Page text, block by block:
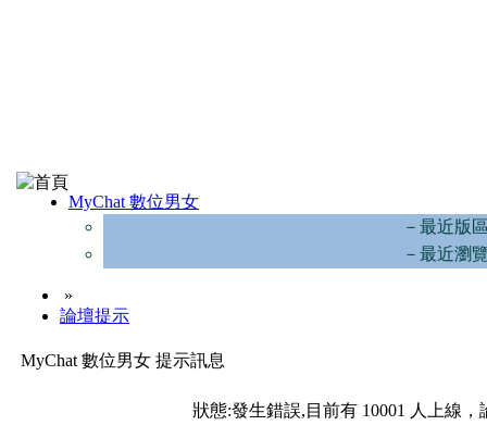
MyChat 數位男女
－最近版
－最近瀏
»
論壇提示
MyChat 數位男女 提示訊息
狀態:發生錯誤,目前有 10001 人上線